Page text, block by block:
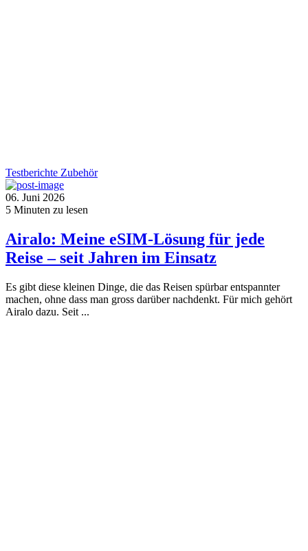
Testberichte Zubehör
06. Juni 2026
5 Minuten zu lesen
Airalo: Meine eSIM-Lösung für jede
Reise – seit Jahren im Einsatz
Es gibt diese kleinen Dinge, die das Reisen spürbar entspannter
machen, ohne dass man gross darüber nachdenkt. Für mich gehört
Airalo dazu. Seit ...